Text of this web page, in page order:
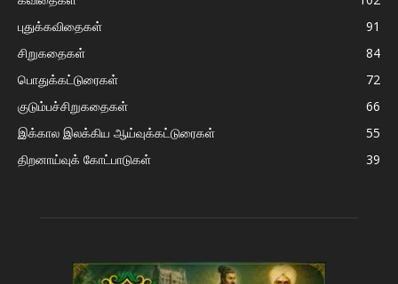
புதுக்கவிதைகள்
91
சிறுகதைகள்
84
பொதுக்கட்டுரைகள்
72
குடும்பச்சிறுகதைகள்
66
இக்கால இலக்கிய ஆய்வுக்கட்டுரைகள்
55
திறனாய்வுக் கோட்பாடுகள்
39